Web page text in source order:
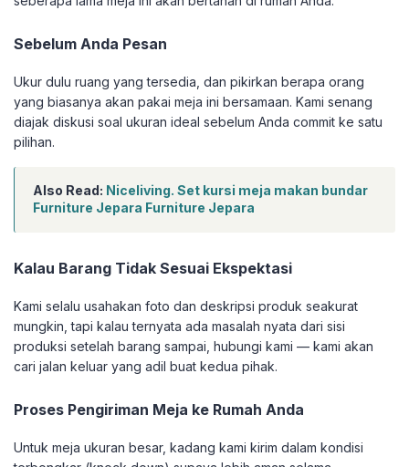
Sebelum Anda Pesan
Ukur dulu ruang yang tersedia, dan pikirkan berapa orang
yang biasanya akan pakai meja ini bersamaan. Kami senang
diajak diskusi soal ukuran ideal sebelum Anda commit ke satu
pilihan.
Also Read: Niceliving. Set kursi meja makan bundar
Furniture Jepara Furniture Jepara
Kalau Barang Tidak Sesuai Ekspektasi
Kami selalu usahakan foto dan deskripsi produk seakurat
mungkin, tapi kalau ternyata ada masalah nyata dari sisi
produksi setelah barang sampai, hubungi kami — kami akan
cari jalan keluar yang adil buat kedua pihak.
Proses Pengiriman Meja ke Rumah Anda
Untuk meja ukuran besar, kadang kami kirim dalam kondisi